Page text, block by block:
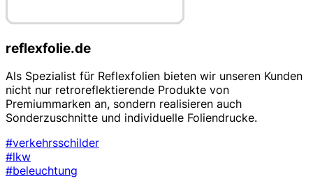
reflexfolie.de
Als Spezialist für Reflexfolien bieten wir unseren Kunden
nicht nur retroreflektierende Produkte von
Premiummarken an, sondern realisieren auch
Sonderzuschnitte und individuelle Foliendrucke.
#verkehrsschilder
#lkw
#beleuchtung